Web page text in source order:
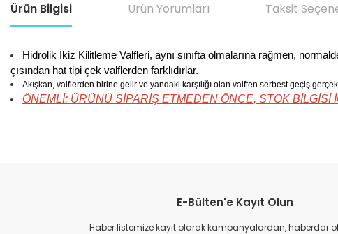
Ürün Bilgisi Ürün Yorumları Taksit
Hidrolik İkiz Kilitleme Valfleri, aynı sınıfta olmalarına rağmen,
çısından hat tipi çek valflerden farklıdırlar.
Akışkan, valflerden birine gelir ve yandaki karşılığı olan valften serbest geçiş
ÖNEMLİ: ÜRÜNÜ SİPARİŞ ETMEDEN ÖNCE, STOK BİLGİSİ
Ürün resmi kalitesiz, bozuk veya görüntülenemiyor.
Ürün açıklamasında eksik bilgiler bulunuyor.
E-Bülten'e Kayıt Olun
Haber listemize kayıt olarak kampanyalardan, haberdar